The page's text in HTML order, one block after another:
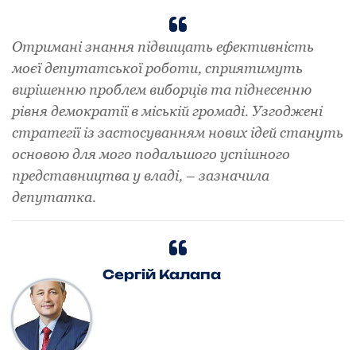
Отримані знання підвищать ефективність
моєї депутатської роботи, сприятимуть
вирішенню проблем виборців та піднесенню
рівня демократії в міській громаді. Узгоджені
стратегії із застосуванням нових ідей стануть
основою для мого подальшого ycпiшнoгo
представництва у владі, – зазначила
депутатка.
Сергій Калапа